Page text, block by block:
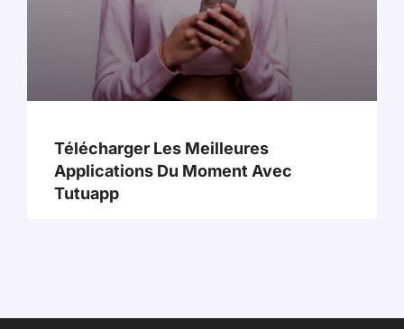
Télécharger Les Meilleures
Applications Du Moment Avec
Tutuapp